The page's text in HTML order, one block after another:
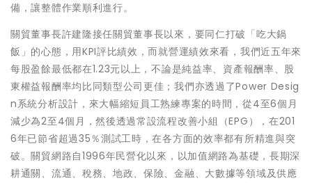
備，讓整體作業順利進行。
關貿董事長許建隆接任關貿董事長以來，要同仁打破「吃大鍋
飯」的心態，用KPI評比績效，而就營運績效來看，我們近五年來
每股盈餘最低都在1.23元以上，不論是純益率、資產報酬率、股
東權益報酬率均比同類型公司更佳；我們亦透過了Power Desig
n系統分析設計，來大幅縮短員工熟練專案的時間，從4至6個月
減少為2至4個月，然後透過常設流程改善小組（EPG），在201
6年已節省超過35％測試工時，在各方面的效率都有所精進與突
破。關貿網路自1996年民營化以來，以加值網路為基礎，長期深
耕通關、流通、稅務、地政、保險、金融、大數據等領域及供應